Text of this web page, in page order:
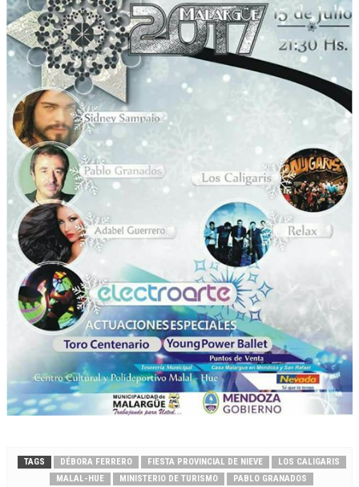
TAGS DÉBORA FERRERO FIESTA PROVINCIAL DE NIEVE
LOS CALIGARIS
MALAL-HUE
MINISTERIO DE TURISMO
PABLO GRANADOS